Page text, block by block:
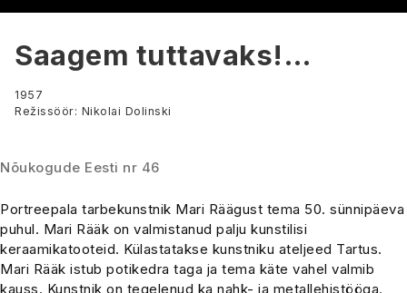
Saagem tuttavaks!
Kunstnik Mari Rääk
1957
Režissöör: Nikolai Dolinski
Nõukogude Eesti nr 46
Portreepala tarbekunstnik Mari Räägust tema 50. sünnipäeva
puhul. Mari Rääk on valmistanud palju kunstilisi
keraamikatooteid. Külastatakse kunstniku ateljeed Tartus.
Mari Rääk istub potikedra taga ja tema käte vahel valmib
kauss. Kunstnik on tegelenud ka nahk- ja metallehistööga.